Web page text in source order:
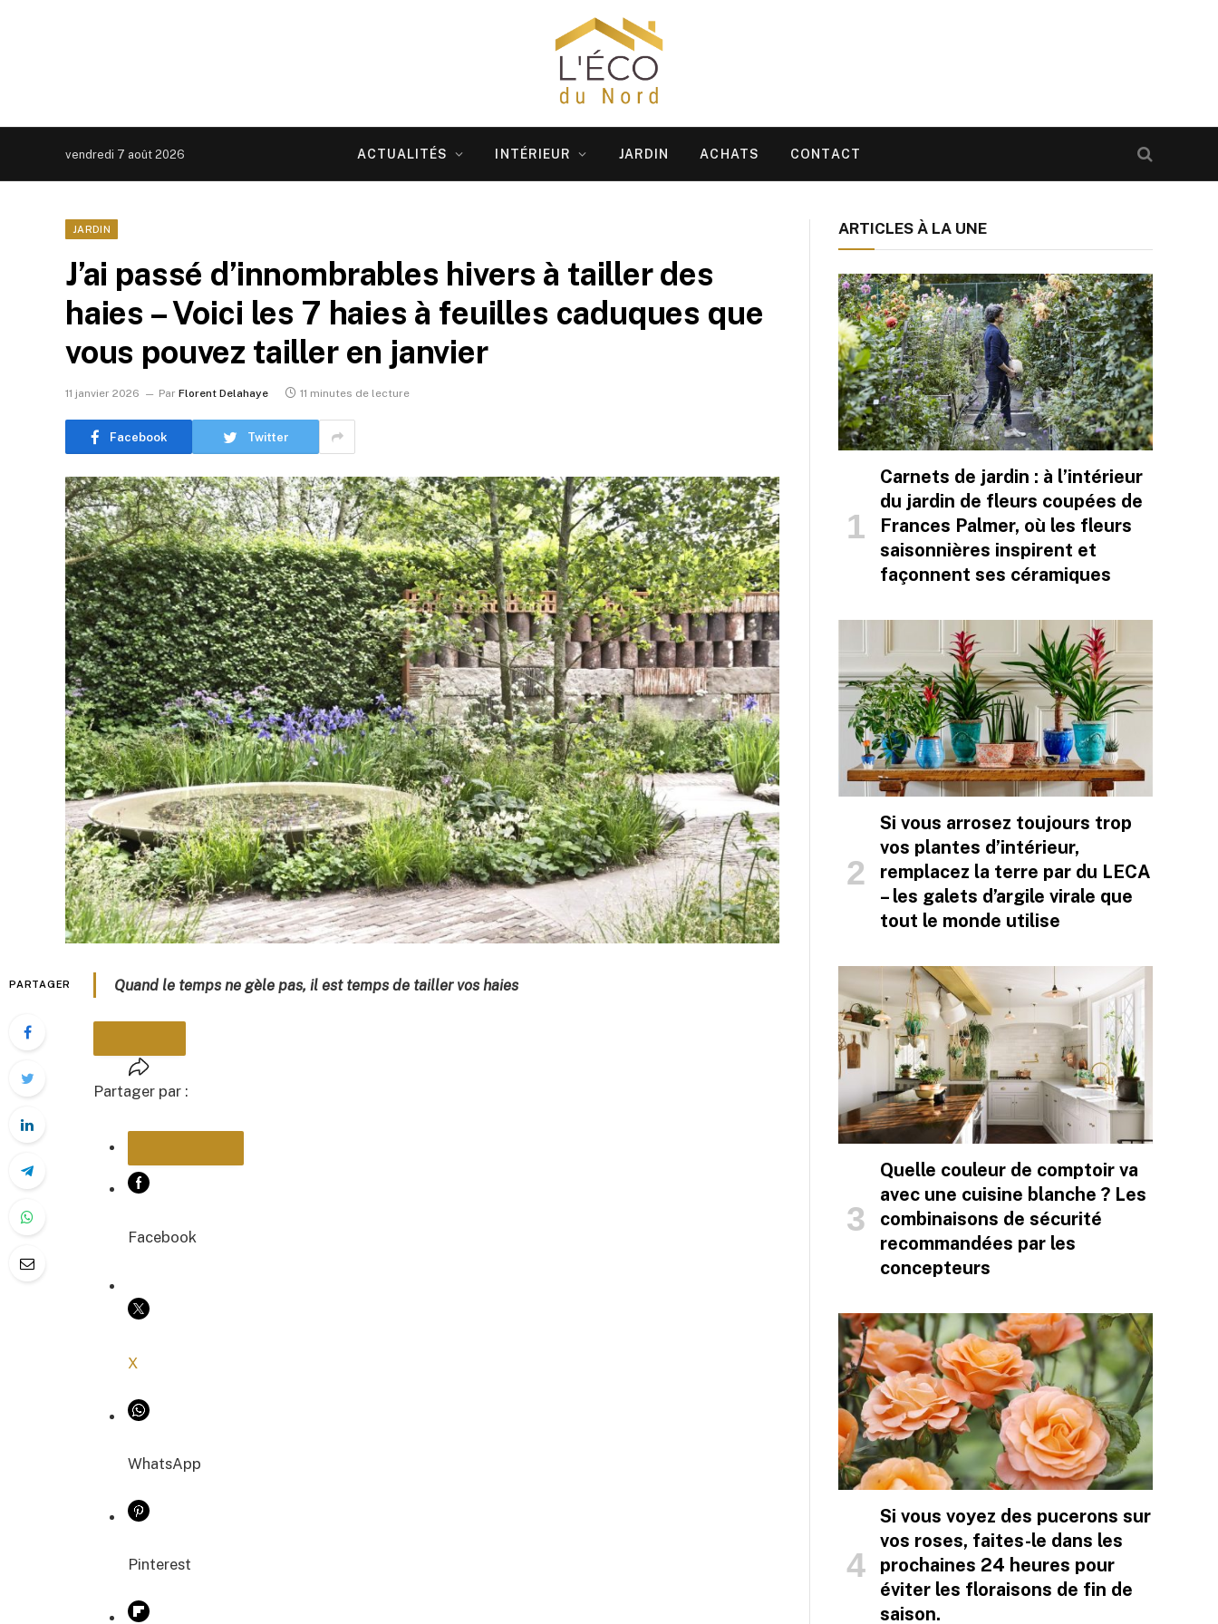
vendredi 7 août 2026 ACTUALITÉS INTÉRIEUR JARDIN ACHATS CONTACT
JARDIN
J’ai passé d’innombrables hivers à tailler des
haies – Voici les 7 haies à feuilles caduques que
vous pouvez tailler en janvier
11 janvier 2026 Par Florent Delahaye 11 minutes de lecture
Facebook Twitter
PARTAGER Quand le temps ne gèle pas, il est temps de tailler vos haies
Partager par :
COPIER LE LIEN
Facebook
X
WhatsApp
Pinterest
ARTICLES À LA UNE
Carnets de jardin : à l’intérieur
du jardin de fleurs coupées de
Frances Palmer, où les fleurs
saisonnières inspirent et
façonnent ses céramiques
Si vous arrosez toujours trop
vos plantes d’intérieur,
remplacez la terre par du LECA
– les galets d’argile virale que
tout le monde utilise
Quelle couleur de comptoir va
avec une cuisine blanche ? Les
combinaisons de sécurité
recommandées par les
concepteurs
Si vous voyez des pucerons sur
vos roses, faites-le dans les
prochaines 24 heures pour
éviter les floraisons de fin de
saison.